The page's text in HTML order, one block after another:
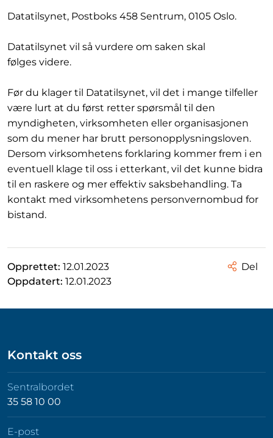
Datatilsynet, Postboks 458 Sentrum, 0105 Oslo.
Datatilsynet vil så vurdere om saken skal
følges videre.
Før du klager til Datatilsynet, vil det i mange tilfeller
være lurt at du først retter spørsmål til den
myndigheten, virksomheten eller organisasjonen
som du mener har brutt personopplysningsloven.
Dersom virksomhetens forklaring kommer frem i en
eventuell klage til oss i etterkant, vil det kunne bidra
til en raskere og mer effektiv saksbehandling. Ta
kontakt med virksomhetens personvernombud for
bistand.
Opprettet: 12.01.2023
Oppdatert: 12.01.2023
Del
Kontakt oss
Sentralbordet
35 58 10 00
E-post